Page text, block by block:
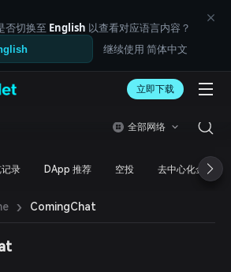
否切换至 English 以查看对应语言内容？
继续使用 简体中文
立即下载
全部网络
录 DApp 推荐 空投 去中心化金融
› ComingChat